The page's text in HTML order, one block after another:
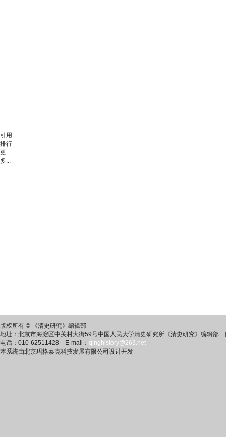
引用
排行
更
多...
版权所有 © 《清史研究》编辑部
地址：北京市海淀区中关村大街59号中国人民大学清史研究所《清史研究》编辑
电话：010-62511428 E-mail： qinghistory@263.net
本系统由北京玛格泰克科技发展有限公司设计开发